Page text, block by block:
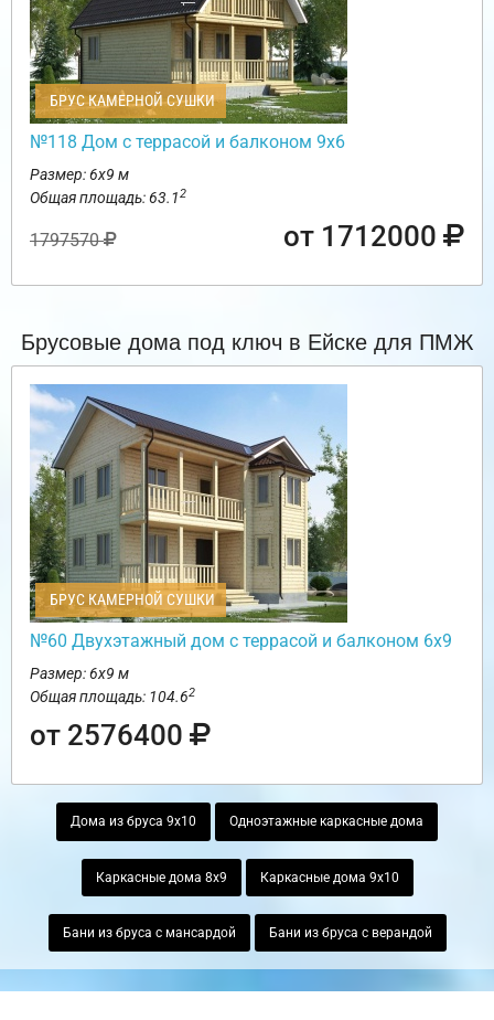
БРУС КАМЕРНОЙ СУШКИ
№118 Дом с террасой и балконом 9х6
Размер: 6х9 м
Общая площадь: 63.12
1797570 от 1712000
Брусовые дома под ключ в Ейске для ПМЖ
БРУС КАМЕРНОЙ СУШКИ
№60 Двухэтажный дом с террасой и балконом 6х9
Размер: 6х9 м
Общая площадь: 104.62
от 2576400
Дома из бруса 9х10 Одноэтажные каркасные дома
Каркасные дома 8х9 Каркасные дома 9х10
Бани из бруса с мансардой Бани из бруса с верандой